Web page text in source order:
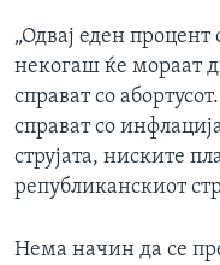
„Одвај еден
некогаш ќе мораат
справат со
справат со
струјата, ниските
републиканскиот
Нема начин да се